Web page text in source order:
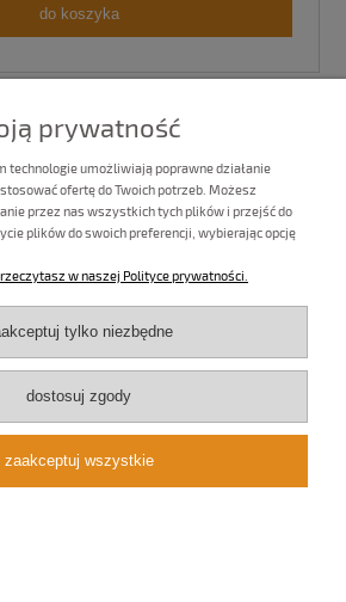
do koszyka
złoty na ścianę KARI 64316
prywatność
technologie umożliwiają poprawne działanie
ofertę do Twoich potrzeb. Możesz
przez nas wszystkich tych plików i przejść do
plików do swoich preferencji, wybierając opcję
w naszej Polityce prywatności.
tylko niezbędne
dostosuj zgody
zaakceptuj wszystkie